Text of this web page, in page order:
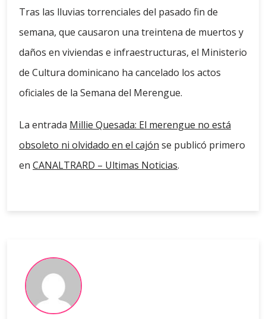
Tras las lluvias torrenciales del pasado fin de
semana, que causaron una treintena de muertos y
daños en viviendas e infraestructuras, el Ministerio
de Cultura dominicano ha cancelado los actos
oficiales de la Semana del Merengue.
La entrada Millie Quesada: El merengue no está
obsoleto ni olvidado en el cajón se publicó primero
en CANALTRARD – Ultimas Noticias.